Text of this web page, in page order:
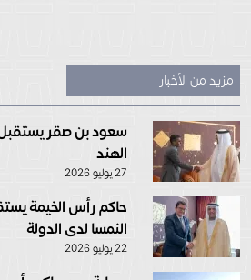
مزيد من الأخبار
سعود بن صقر
الهند
27 يوليو 2026
حاكم رأس الخيمة
النمسا لدى الدولة
22 يوليو 2026